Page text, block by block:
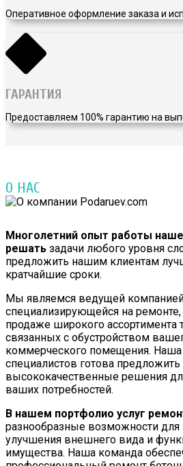
Оперативное оформление заказа и
ГАРАНТИЯ
Предоставляем 100% гарантию на
О НАС
Многолетний опыт работы
решать задачи любого уровня
предложить нашим клиентам
кратчайшие сроки.
Мы являемся ведущей
специализирующейся на
продаже широкого ассортимента
связанных с обустройством
коммерческого помещения.
специалистов готова
высококачественные решения
ваших потребностей.
В нашем портфолио услуг
разнообразные возможности для
улучшения внешнего вида и
имущества. Наша команда